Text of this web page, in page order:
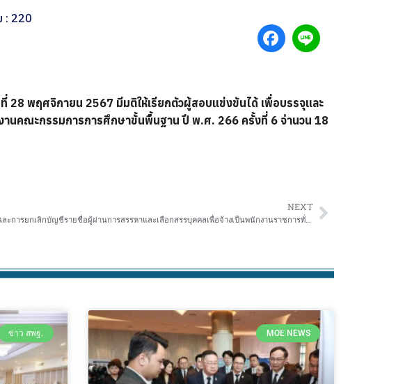
: 220
พฤศจิกายน 2567 มีมติให้เรียกตัวผู้สอบแข่งขันได้ เพื่อบรรจุและ
านคณะกรรมการการศึกษาขั้นพื้นฐาน ปี พ.ศ. 266 ครั้งที่ 6 จำนวน 18
NEXT
>> การขึ้นบัญชีและการยกเลิกบัญชีรายชื่อผู้ผ่านการสรรหาและเลือกสรรบุคคลเพื่อจ้างเป็นพนักงานราชการทั่วไป ตำแหน่งครูผู้สอน สังกัดสำนักงานเขตพื้นที่การศึกษาประถมศึกษาขอนแก่น เขต 2 ปี พ.ศ. 2567
ข่าว สพฐ. MOE NEWS